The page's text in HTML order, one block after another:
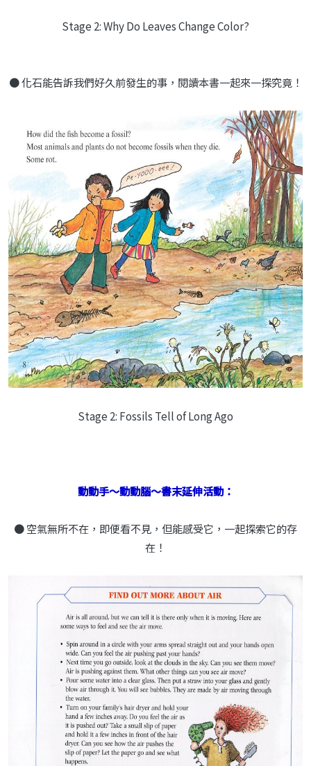
Stage 2: Why Do Leaves Change Color?
● 化石能告訴我們好久前發生的事，閱讀本書一起來一探究竟！
Stage 2: Fossils Tell of Long Ago
動動手～動動腦～書末延伸活動：
● 空氣無所不在，即便看不見，但能感受它，一起探索它的存
在！